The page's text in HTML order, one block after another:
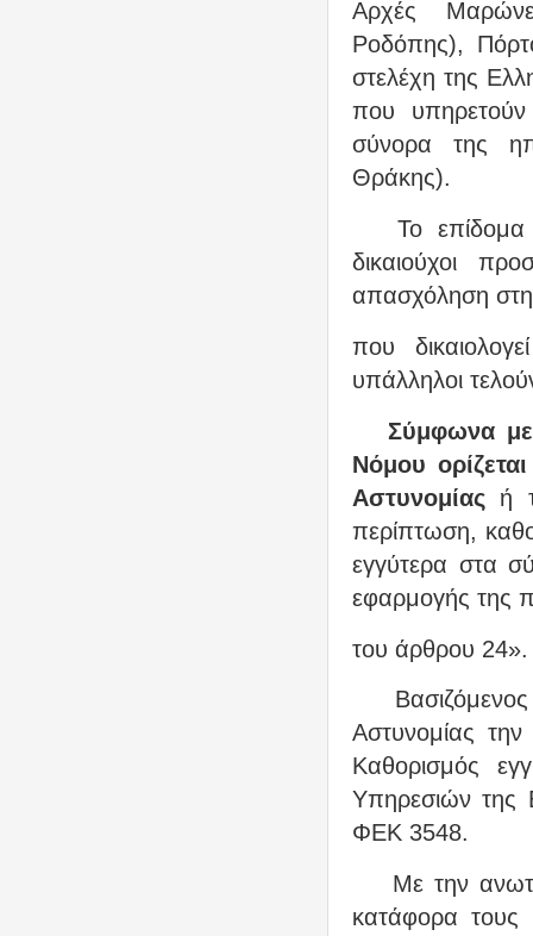
Αρχές
Ροδόπης),
στελέχη της
που
σύνορα της
Θράκης).
Το
δικαιούχοι
απασχόληση
που
υπάλληλοι
Σύμφωνα με
Νόμου
Αστυνομίας ή
περίπτωση,
εγγύτερα στα
εφαρμογής της
του άρθρου 24».
Αστυνομίας
Καθορισμός
Υπηρεσιών της
ΦΕΚ 3548.
Με την
κατάφορα τους